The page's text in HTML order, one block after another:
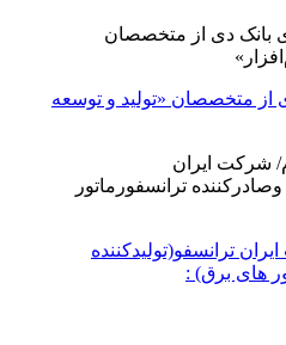
از متخصصان «تولید و توسعه
ترانسفو(تولیدکننده
های برق) :